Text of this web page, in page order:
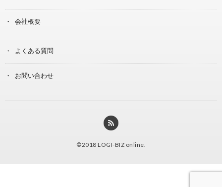
会社概要
よくある質問
お問い合わせ
©2018 LOGI-BIZ online.